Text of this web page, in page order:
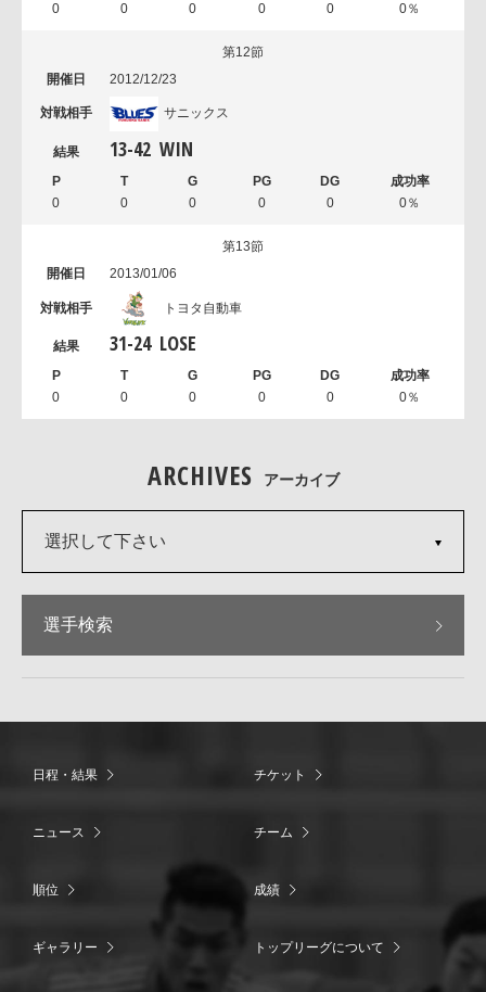
0 0 0 0 0 0％
第12節
2012/12/23
サニックス
13-42 WIN
0 0 0 0 0 0％
第13節
2013/01/06
トヨタ自動車
31-24 LOSE
0 0 0 0 0 0％
ARCHIVES アーカイブ
選択して下さい
選手検索
日程・結果 チケット
ニュース チーム
順位 成績
ギャラリー トップリーグについて